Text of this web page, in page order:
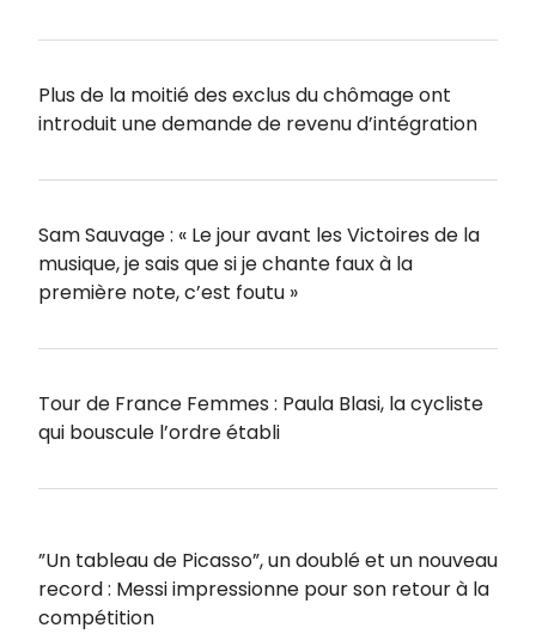
Plus de la moitié des exclus du chômage ont
introduit une demande de revenu d’intégration
Sam Sauvage : « Le jour avant les Victoires de la
musique, je sais que si je chante faux à la
première note, c’est foutu »
Tour de France Femmes : Paula Blasi, la cycliste
qui bouscule l’ordre établi
”Un tableau de Picasso”, un doublé et un nouveau
record : Messi impressionne pour son retour à la
compétition